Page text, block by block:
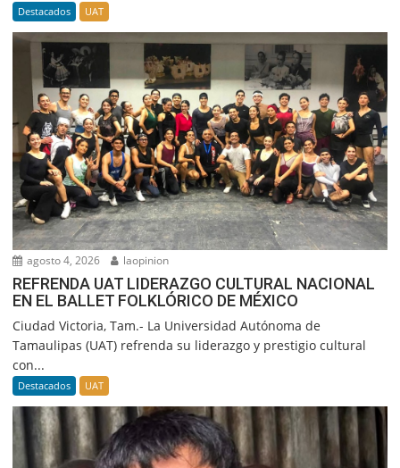
Destacados UAT
agosto 4, 2026 laopinion
REFRENDA UAT LIDERAZGO CULTURAL NACIONAL
EN EL BALLET FOLKLÓRICO DE MÉXICO
Ciudad Victoria, Tam.- La Universidad Autónoma de
Tamaulipas (UAT) refrenda su liderazgo y prestigio cultural
con...
Destacados UAT